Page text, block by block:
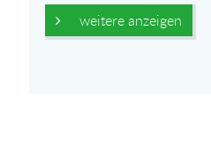
weitere anzeigen